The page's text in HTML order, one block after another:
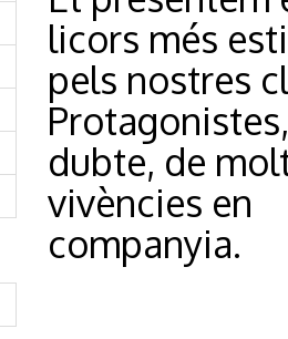
licors més
pels nostres
dubte, de
vivències en
companyia.